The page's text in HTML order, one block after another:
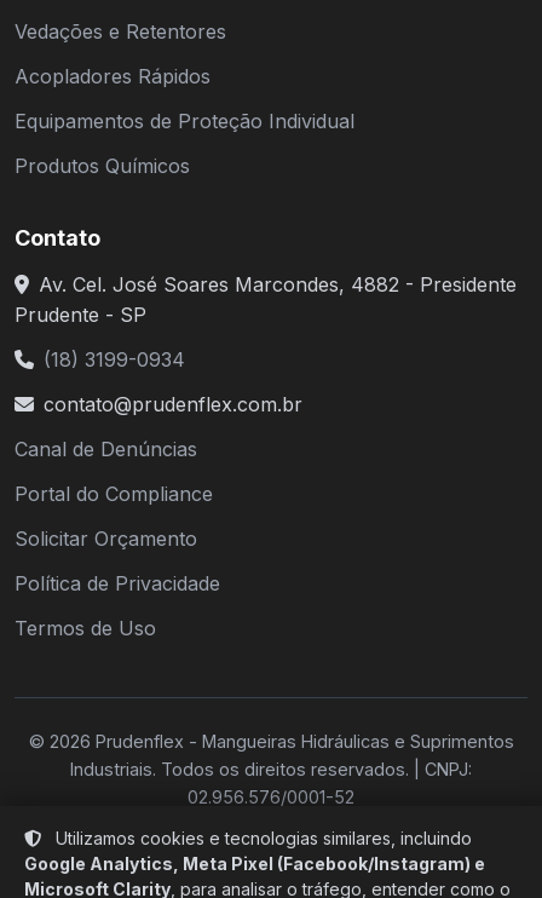
Vedações e Retentores
Acopladores Rápidos
Equipamentos de Proteção Individual
Produtos Químicos
Contato
Av. Cel. José Soares Marcondes, 4882 - Presidente
Prudente - SP
(18) 3199-0934
contato@prudenflex.com.br
Canal de Denúncias
Portal do Compliance
Solicitar Orçamento
Política de Privacidade
Termos de Uso
© 2026 Prudenflex - Mangueiras Hidráulicas e Suprimentos
Industriais. Todos os direitos reservados. | CNPJ:
02.956.576/0001-52
Utilizamos cookies e tecnologias similares, incluindo
Google Analytics, Meta Pixel (Facebook/Instagram) e
Microsoft Clarity , para analisar o tráfego, entender como o